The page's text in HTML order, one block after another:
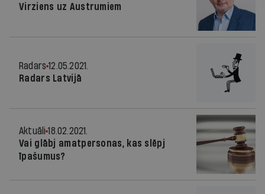
Virziens uz Austrumiem
Radars 12.05.2021.
Radars Latvijā
Aktuāli 18.02.2021.
Vai glābj amatpersonas, kas slēpj
īpašumus?